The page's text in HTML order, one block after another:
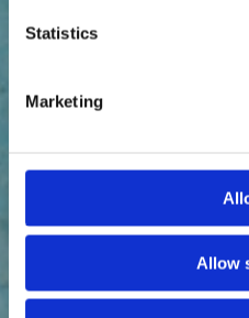
Statistics
Marketing
Allow